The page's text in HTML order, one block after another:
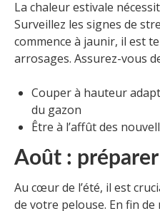
La chaleur estivale
Surveillez les signes de
commence à jaunir, il est
arrosages. Assurez-vous
Couper à hauteur
du gazon
Être à l’affût des
Août : préparer
Au cœur de l’été, il est
de votre pelouse. En fin de